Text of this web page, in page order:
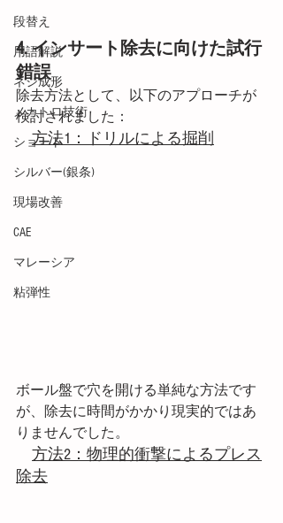
段替え
用語解説
ネジ成形
メカトロ技術
ショート
シルバー(銀条)
現場改善
CAE
マレーシア
粘弾性
4. インサート除去に向けた試行
錯誤
除去方法として、以下のアプローチが
検討されました：
方法1：ドリルによる掘削
ボール盤で穴を開ける単純な方法です
が、除去に時間がかかり現実的ではあ
りませんでした。
方法2：物理的衝撃によるプレス
除去